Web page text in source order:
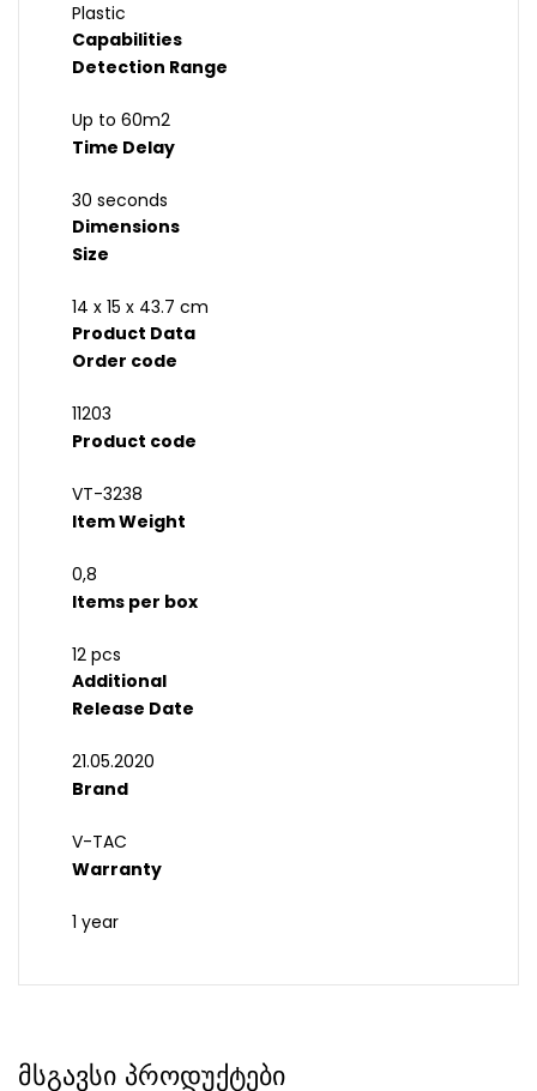
Plastic
Capabilities
Detection Range
Up to 60m2
Time Delay
30 seconds
Dimensions
Size
14 x 15 x 43.7 cm
Product Data
Order code
11203
Product code
VT-3238
Item Weight
0,8
Items per box
12 pcs
Additional
Release Date
21.05.2020
Brand
V-TAC
Warranty
1 year
მსგავსი პროდუქტები